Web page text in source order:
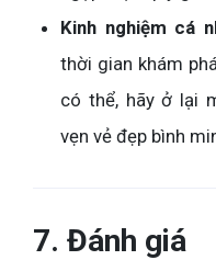
Kinh nghiệm cá
thời gian khám
có thể, hãy ở lại
vẹn vẻ đẹp bình
7. Đánh giá